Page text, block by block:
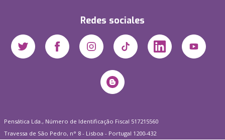
Redes sociales
Pensática Lda., Número de Identificação Fiscal 517215560
Travessa de São Pedro, n° 8 - Lisboa - Portugal 1200-432